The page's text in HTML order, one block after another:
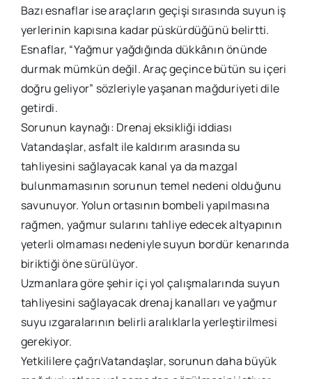
Bazı esnaflar ise araçların geçişi sırasında suyun iş
yerlerinin kapısına kadar püskürdüğünü belirtti.
Esnaflar, “Yağmur yağdığında dükkânın önünde
durmak mümkün değil. Araç geçince bütün su içeri
doğru geliyor” sözleriyle yaşanan mağduriyeti dile
getirdi.
Sorunun kaynağı: Drenaj eksikliği iddiası
Vatandaşlar, asfalt ile kaldırım arasında su
tahliyesini sağlayacak kanal ya da mazgal
bulunmamasının sorunun temel nedeni olduğunu
savunuyor. Yolun ortasının bombeli yapılmasına
rağmen, yağmur sularını tahliye edecek altyapının
yeterli olmaması nedeniyle suyun bordür kenarında
biriktiği öne sürülüyor.
Uzmanlara göre şehir içi yol çalışmalarında suyun
tahliyesini sağlayacak drenaj kanalları ve yağmur
suyu ızgaralarının belirli aralıklarla yerleştirilmesi
gerekiyor.
Yetkililere çağrıVatandaşlar, sorunun daha büyük